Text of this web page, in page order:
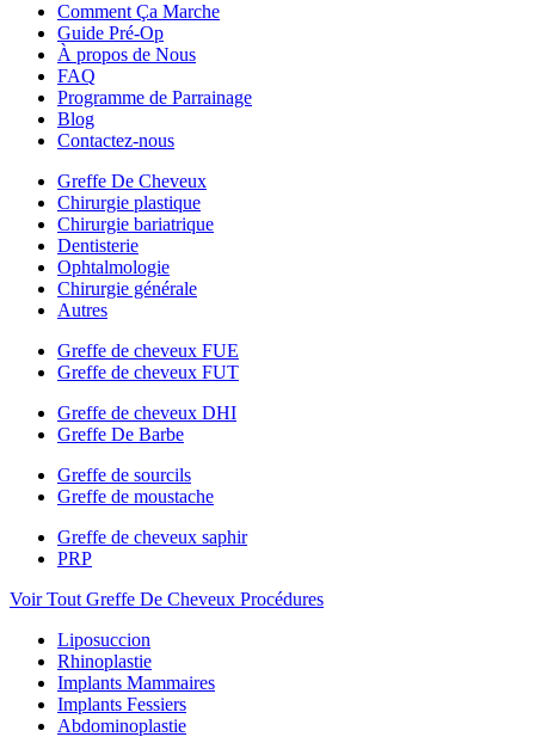
Comment Ça Marche
Guide Pré-Op
À propos de Nous
FAQ
Programme de Parrainage
Blog
Contactez-nous
Greffe De Cheveux
Chirurgie plastique
Chirurgie bariatrique
Dentisterie
Ophtalmologie
Chirurgie générale
Autres
Greffe de cheveux FUE
Greffe de cheveux FUT
Greffe de cheveux DHI
Greffe De Barbe
Greffe de sourcils
Greffe de moustache
Greffe de cheveux saphir
PRP
Voir Tout Greffe De Cheveux Procédures
Liposuccion
Rhinoplastie
Implants Mammaires
Implants Fessiers
Abdominoplastie